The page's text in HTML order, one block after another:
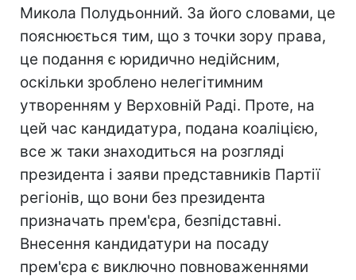
Микола Полудьонний. За його словами, це
пояснюється тим, що з точки зору права,
це подання є юридично недійсним,
оскільки зроблено нелегітимним
утворенням у Верховній Раді. Проте, на
цей час кандидатура, подана коаліцією,
все ж таки знаходиться на розгляді
президента і заяви представників Партії
регіонів, що вони без президента
призначать прем'єра, безпідставні.
Внесення кандидатури на посаду
прем'єра є виключно повноваженнями